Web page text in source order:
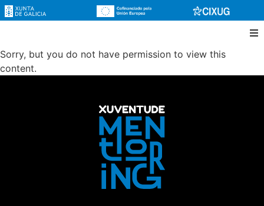
Sorry, but you do not have permission to view this
content.